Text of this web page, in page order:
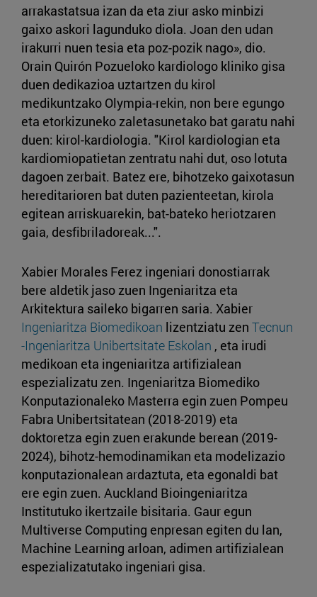
arrakastatsua izan da eta ziur asko minbizi
gaixo askori lagunduko diola. Joan den udan
irakurri nuen tesia eta poz-pozik nago», dio.
Orain Quirón Pozueloko kardiologo kliniko gisa
duen dedikazioa uztartzen du kirol
medikuntzako Olympia-rekin, non bere egungo
eta etorkizuneko zaletasunetako bat garatu nahi
duen: kirol-kardiologia. "Kirol kardiologian eta
kardiomiopatietan zentratu nahi dut, oso lotuta
dagoen zerbait. Batez ere, bihotzeko gaixotasun
hereditarioren bat duten pazienteetan, kirola
egitean arriskuarekin, bat-bateko heriotzaren
gaia, desfibriladoreak...".
Xabier Morales Ferez ingeniari donostiarrak
bere aldetik jaso zuen Ingeniaritza eta
Arkitektura saileko bigarren saria. Xabier
Ingeniaritza Biomedikoan lizentziatu zen Tecnun
-Ingeniaritza Unibertsitate Eskolan , eta irudi
medikoan eta ingeniaritza artifizialean
espezializatu zen. Ingeniaritza Biomediko
Konputazionaleko Masterra egin zuen Pompeu
Fabra Unibertsitatean (2018-2019) eta
doktoretza egin zuen erakunde berean (2019-
2024), bihotz-hemodinamikan eta modelizazio
konputazionalean ardaztuta, eta egonaldi bat
ere egin zuen. Auckland Bioingeniaritza
Institutuko ikertzaile bisitaria. Gaur egun
Multiverse Computing enpresan egiten du lan,
Machine Learning arloan, adimen artifizialean
espezializatutako ingeniari gisa.